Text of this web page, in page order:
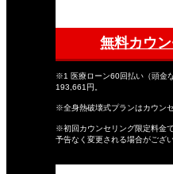
無料カウ
※1 医療ローン60回払い（頭金
193,661円。
※全身熱破壊式プランはカウン
※初回カウンセリング限定料金
予告なく変更される場合がござい